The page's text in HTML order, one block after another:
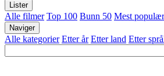
Lister
Alle filmer Top 100 Bunn 50 Mest
Naviger
Alle kategorier Etter år Etter land Etter